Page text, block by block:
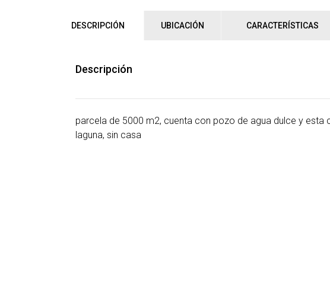
DESCRIPCIÓN UBICACIÓN CARACTERÍSTICAS
Descripción
parcela de 5000 m2, cuenta con pozo de agua dulce y
laguna, sin casa